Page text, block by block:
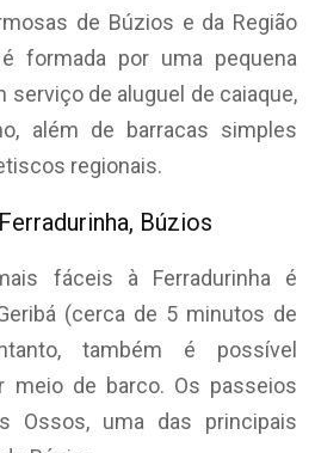
de Búzios e da Região
formada por uma pequena
serviço de aluguel de caiaque,
além de barracas simples
regionais.
Búzios
fáceis à Ferradurinha é
(cerca de 5 minutos de
também é possível
meio de barco. Os passeios
Ossos, uma das principais